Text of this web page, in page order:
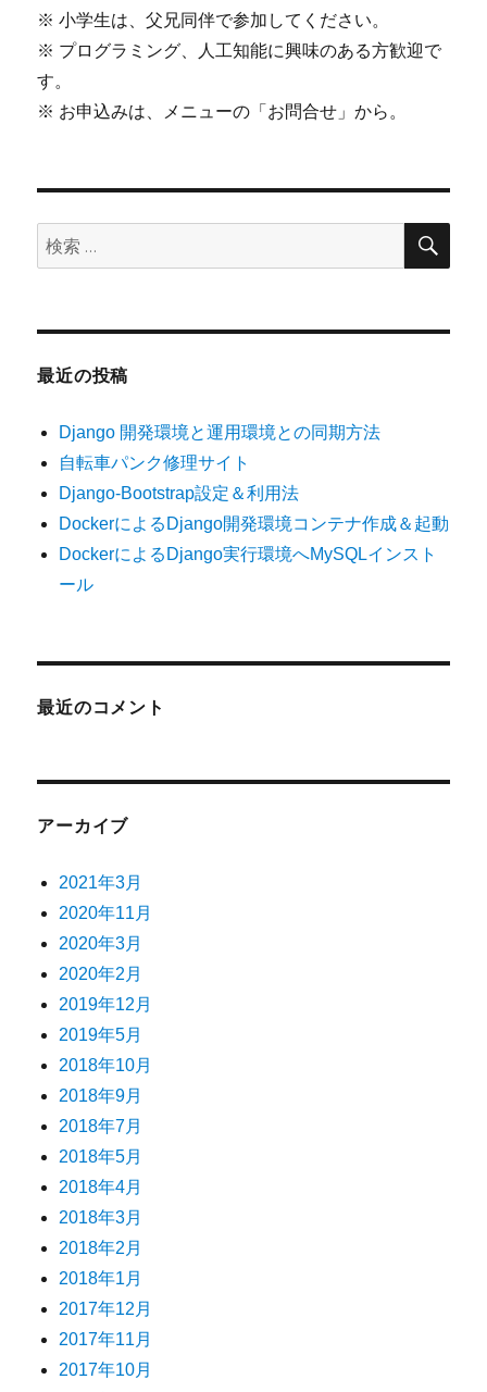
※ 小学生は、父兄同伴で参加してください。
※ プログラミング、人工知能に興味のある方歓迎で
す。
※ お申込みは、メニューの「お問合せ」から。
検
索:
検
最近の投稿
Django 開発環境と運用環境との同期方法
自転車パンク修理サイト
Django-Bootstrap設定＆利用法
DockerによるDjango開発環境コンテナ作成＆起動
DockerによるDjango実行環境へMySQLインスト
ール
最近のコメント
アーカイブ
2021年3月
2020年11月
2020年3月
2020年2月
2019年12月
2019年5月
2018年10月
2018年9月
2018年7月
2018年5月
2018年4月
2018年3月
2018年2月
2018年1月
2017年12月
2017年11月
2017年10月